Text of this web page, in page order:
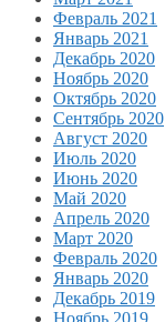
Февраль 2021
Январь 2021
Декабрь 2020
Ноябрь 2020
Октябрь 2020
Сентябрь 2020
Август 2020
Июль 2020
Июнь 2020
Май 2020
Апрель 2020
Март 2020
Февраль 2020
Январь 2020
Декабрь 2019
Ноябрь 2019